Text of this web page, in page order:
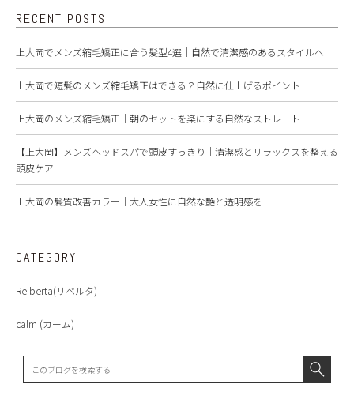
RECENT POSTS
上大岡でメンズ縮毛矯正に合う髪型4選｜自然で清潔感のあるスタイルへ
上大岡で短髪のメンズ縮毛矯正はできる？自然に仕上げるポイント
上大岡のメンズ縮毛矯正｜朝のセットを楽にする自然なストレート
【上大岡】メンズヘッドスパで頭皮すっきり｜清潔感とリラックスを整える
頭皮ケア
上大岡の髪質改善カラー｜大人女性に自然な艶と透明感を
CATEGORY
Re:berta(リベルタ)
calm (カーム)